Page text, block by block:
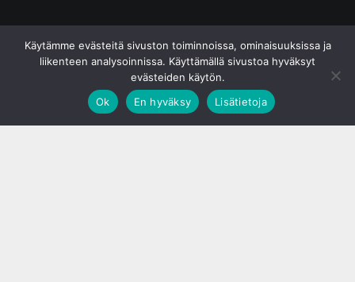
Käytämme evästeitä sivuston toiminnoissa, ominaisuuksissa ja
liikenteen analysoinnissa. Käyttämällä sivustoa hyväksyt
evästeiden käytön.
Ok
En hyväksy Lisätietoja